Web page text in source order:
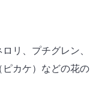
リ、プチグレン、
カケ）などの花の